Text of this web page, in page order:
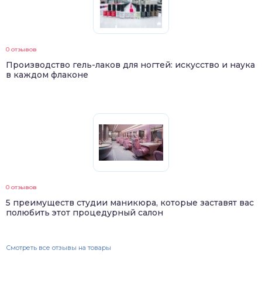
0 отзывов
Производство гель-лаков для ногтей: искусство и наука
в каждом флаконе
0 отзывов
5 преимуществ студии маникюра, которые заставят вас
полюбить этот процедурный салон
Смотреть все отзывы на товары